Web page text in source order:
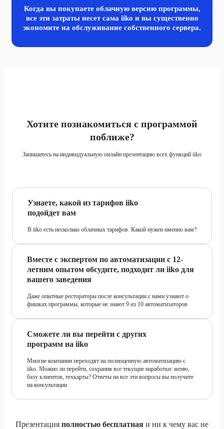
Когда вы покупаете облачную версию программы,
все эти затраты несет сама iiko и вы существенно
экономите на обслуживание собственного сервера.
Хотите познакомиться с программой
поближе?
Запишитесь на индивидуальную онлайн презентацию всех функций iiko
Узнаете, какой из тарифов iiko
подойдет вам
В iiko есть несколько облачных тарифов. Какой нужен именно вам?
Вместе с экспертом по автоматизации с 12-
летним опытом обсудите, подходит ли iiko для
вашего заведения
Даже опытные рестораторы после консультации с нами узнают о
фишках программы, которые не знают 9 из 10 автоматизаторов
Сможете ли вы перейти с других
программ на iiko
Многие компании переходят на полноценную автоматизацию с
iiko. Можно ли перейти, сохранив все текущие наработки: меню,
базу клиентов, техкарты? Ответы на все эти вопросы вы получите
на консультации
Презентация полностью бесплатная и ни к чему вас не